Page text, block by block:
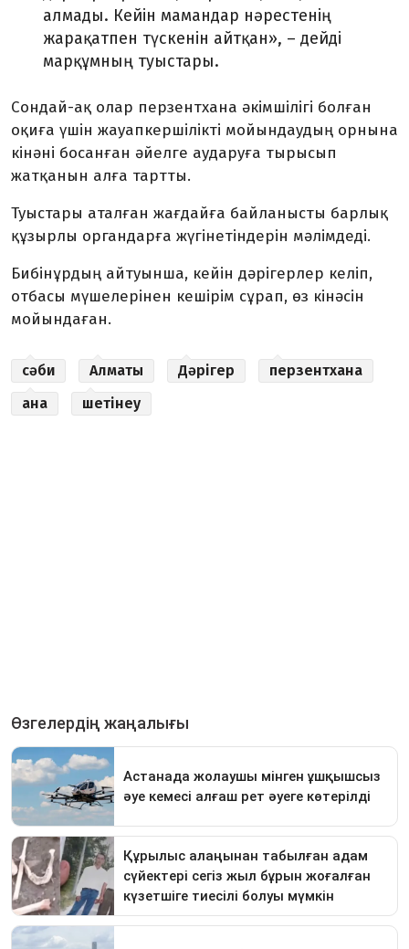
алмады. Кейін мамандар нәрестенің
жарақатпен түскенін айтқан», – дейді
марқұмның туыстары.
Сондай-ақ олар перзентхана әкімшілігі болған
оқиға үшін жауапкершілікті мойындаудың орнына
кінәні босанған әйелге аударуға тырысып
жатқанын алға тартты.
Туыстары аталған жағдайға байланысты барлық
құзырлы органдарға жүгінетіндерін мәлімдеді.
Бибінұрдың айтуынша, кейін дәрігерлер келіп,
отбасы мүшелерінен кешірім сұрап, өз кінәсін
мойындаған.
сәби Алматы Дәрігер
перзентхана
ана
шетінеу